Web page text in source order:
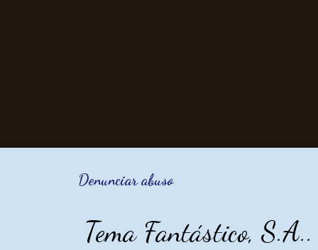
Denunciar abuso
Tema Fantástico,